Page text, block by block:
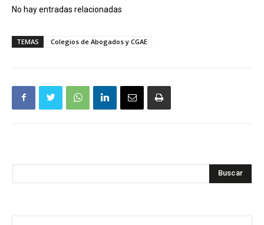
No hay entradas relacionadas
TEMAS Colegios de Abogados y CGAE
Buscar